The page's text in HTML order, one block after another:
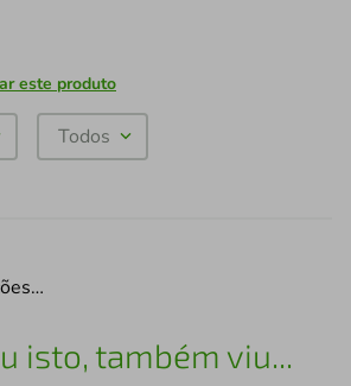
este produto
Todos
isto, também viu...